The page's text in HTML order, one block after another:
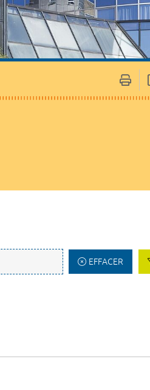
EFFACER